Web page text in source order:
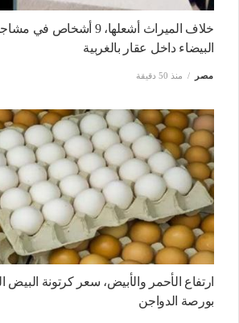
خلاف الميراث أشعلها، 9
البيضاء داخل عقار بالغربية
مصر منذ 50 دقيقة
ارتفاع الأحمر والأبيض، سعر كرتونة البيض
بورصة الدواجن